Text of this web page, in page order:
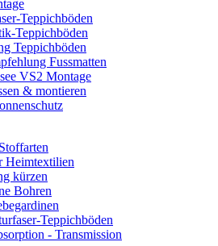
Teppichböden
Teppichböden
Teppichböden
Fussmatten
VS2 Montage
& montieren
Heimtextilien
kürzen
Bohren
Teppichböden
- Transmission